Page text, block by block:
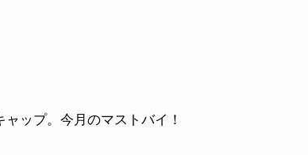
ップ。今月のマストバイ！